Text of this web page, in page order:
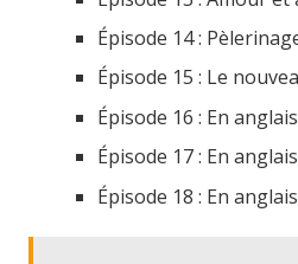
Épisode 14 :
Épisode 15 : Le
Épisode 16 : En
Épisode 17 : En
Épisode 18 : En